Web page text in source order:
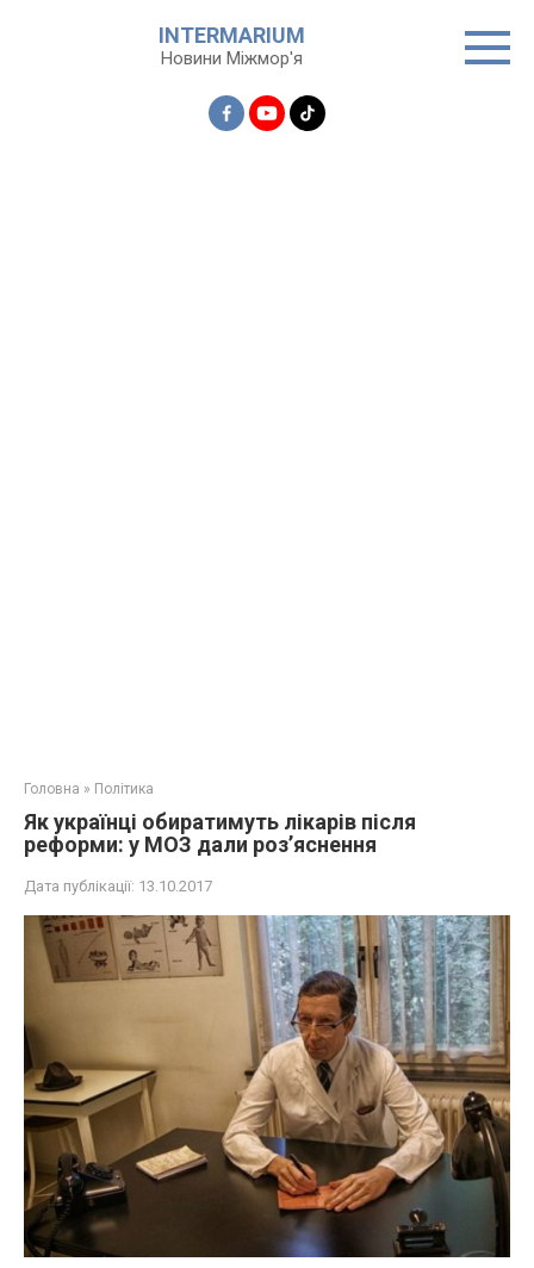
INTERMARIUM
Новини Міжмор'я
Головна » Політика
Як українці обиратимуть лікарів після
реформи: у МОЗ дали роз’яснення
Дата публікації: 13.10.2017